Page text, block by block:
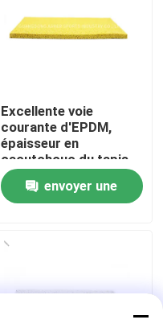
Excellente voie
courante d'EPDM,
épaisseur en
caoutchouc du tapis
15mm d'EPDM
envoyer une